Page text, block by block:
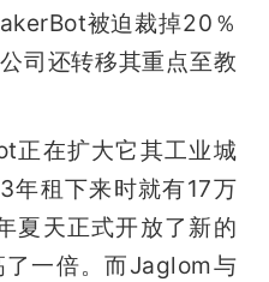
被迫裁掉20％
司还转移其重点至教
正在扩大它其工业城
年租下来时就有17万
夏天正式开放了新的
一倍。而Jaglom与